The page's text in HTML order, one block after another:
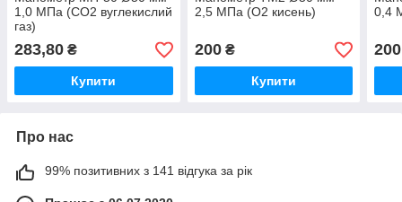
1,0 МПа (СО2 вуглекислий
газ)
283,80 ₴
Купити
2,5 МПа (О2 кисень)
200₴
Купити
0,4
200
Про нас
99% позитивних з 141 відгука за рік